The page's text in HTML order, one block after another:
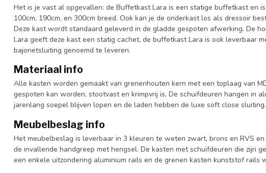
Het is je vast al opgevallen: de Buffetkast Lara is een statige buffetkast en
100cm, 190cm, en 300cm breed. Ook kan je de onderkast los als dressoir
Deze kast wordt standaard geleverd in de gladde gespoten afwerking. De
Lara geeft deze kast een statig cachet, de buffetkast Lara is ook leverbaar
bajonetsluiting genoemd te leveren.
Materiaal info
Alle kasten worden gemaakt van grenenhouten kern met een toplaag van
gespoten kan worden, stootvast en krimpvrij is, De schuifdeuren hangen in
jarenlang soepel blijven lopen en de laden hebben de luxe soft close sluiting.
Meubelbeslag info
Het meubelbeslag is leverbaar in 3 kleuren te weten zwart, brons en RVS
de invallende handgreep met hengsel. De kasten met schuifdeuren die zijn
een enkele uitzondering aluminium rails en de grenen kasten kunststof rails